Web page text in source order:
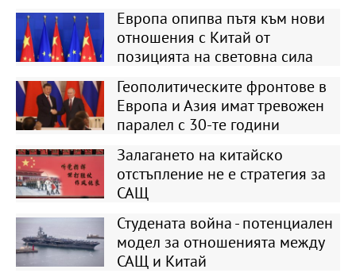
Европа опипва пътя към нови
отношения с Китай от
позицията на световна сила
Геополитическите фронтове в
Европа и Азия имат тревожен
паралел с 30-те години
Залагането на китайско
отстъпление не е стратегия за
САЩ
Студената война - потенциален
модел за отношенията между
САЩ и Китай